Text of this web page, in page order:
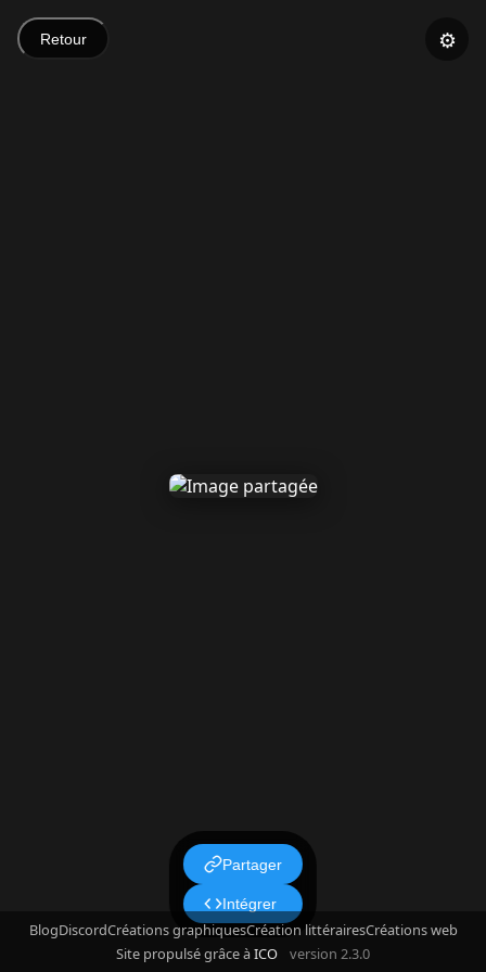
⚙️
Retour
Partager
Intégrer
BlogDiscordCréations graphiquesCréation littérairesCréations web
Site propulsé grâce àICO version 2.3.0